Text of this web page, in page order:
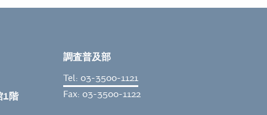
1階
調査普及部
Tel: 03-3500-1121
Fax: 03-3500-1122